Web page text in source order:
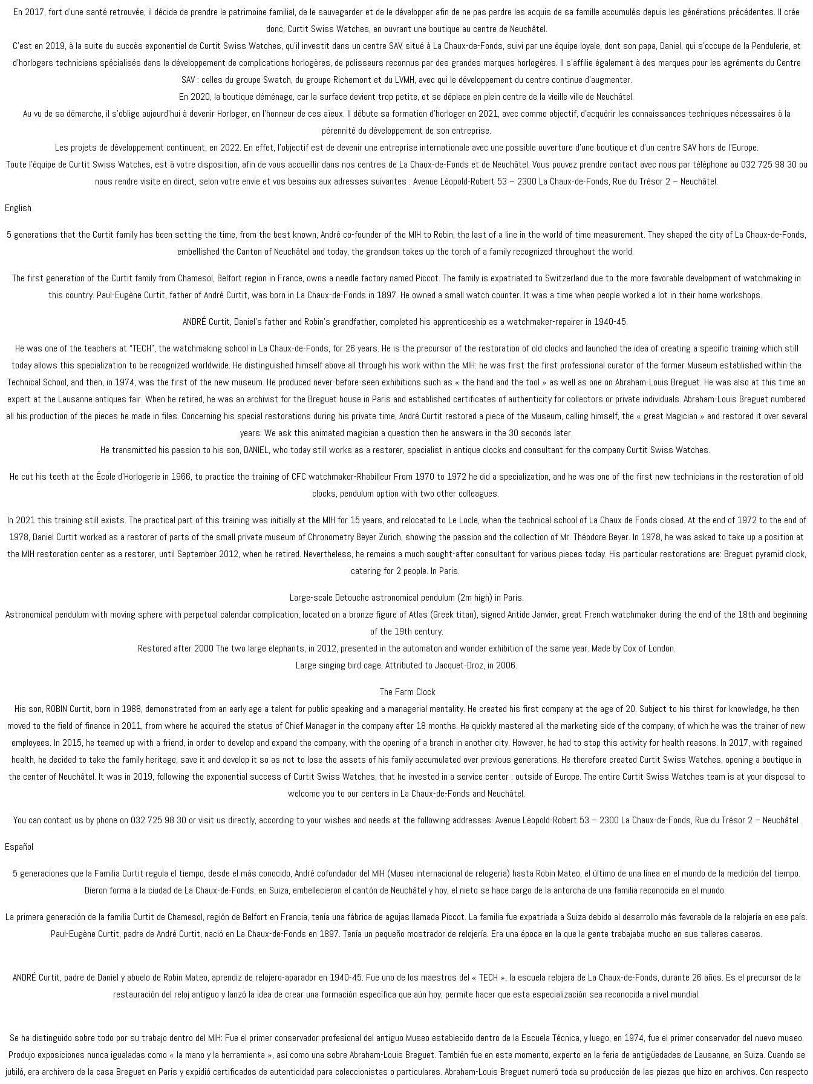
En 2017, fort d’une santé retrouvée, il décide de prendre le patrimoine familial, de le sauvegarder et de le développer afin de ne pas perdre les acquis de sa famille accumulés depuis les générations précédentes. Il crée
donc, Curtit Swiss Watches, en ouvrant une boutique au centre de Neuchâtel.
C’est en 2019, à la suite du succès exponentiel de Curtit Swiss Watches, qu’il investit dans un centre SAV, situé à La Chaux-de-Fonds, suivi par une équipe loyale, dont son papa, Daniel, qui s’occupe de la Pendulerie, et
d’horlogers techniciens spécialisés dans le développement de complications horlogères, de polisseurs reconnus par des grandes marques horlogères. Il s’affilie également à des marques pour les agréments du Centre
SAV : celles du groupe Swatch, du groupe Richemont et du LVMH, avec qui le développement du centre continue d’augmenter.
En 2020, la boutique déménage, car la surface devient trop petite, et se déplace en plein centre de la vieille ville de Neuchâtel.
Au vu de sa démarche, il s’oblige aujourd’hui à devenir Horloger, en l’honneur de ces aïeux. Il débute sa formation d’horloger en 2021, avec comme objectif, d’acquérir les connaissances techniques nécessaires à la
pérennité du développement de son entreprise.
Les projets de développement continuent, en 2022. En effet, l’objectif est de devenir une entreprise internationale avec une possible ouverture d’une boutique et d’un centre SAV hors de l’Europe.
Toute l’équipe de Curtit Swiss Watches, est à votre disposition, afin de vous accueillir dans nos centres de La Chaux-de-Fonds et de Neuchâtel. Vous pouvez prendre contact avec nous par téléphone au 032 725 98 30 ou
nous rendre visite en direct, selon votre envie et vos besoins aux adresses suivantes : Avenue Léopold-Robert 53 – 2300 La Chaux-de-Fonds, Rue du Trésor 2 – Neuchâtel.
English
5 generations that the Curtit family has been setting the time, from the best known, André co-founder of the MIH to Robin, the last of a line in the world of time measurement. They shaped the city of La Chaux-de-Fonds,
embellished the Canton of Neuchâtel and today, the grandson takes up the torch of a family recognized throughout the world.
The first generation of the Curtit family from Chamesol, Belfort region in France, owns a needle factory named Piccot. The family is expatriated to Switzerland due to the more favorable development of watchmaking in
this country. Paul-Eugène Curtit, father of André Curtit, was born in La Chaux-de-Fonds in 1897. He owned a small watch counter. It was a time when people worked a lot in their home workshops.
ANDRÉ Curtit, Daniel’s father and Robin’s grandfather, completed his apprenticeship as a watchmaker-repairer in 1940-45.
He was one of the teachers at “TECH”, the watchmaking school in La Chaux-de-Fonds, for 26 years. He is the precursor of the restoration of old clocks and launched the idea of creating a specific training which still
today allows this specialization to be recognized worldwide. He distinguished himself above all through his work within the MIH: he was first the first professional curator of the former Museum established within the
Technical School, and then, in 1974, was the first of the new museum. He produced never-before-seen exhibitions such as « the hand and the tool » as well as one on Abraham-Louis Breguet. He was also at this time an
expert at the Lausanne antiques fair. When he retired, he was an archivist for the Breguet house in Paris and established certificates of authenticity for collectors or private individuals. Abraham-Louis Breguet numbered
all his production of the pieces he made in files. Concerning his special restorations during his private time, André Curtit restored a piece of the Museum, calling himself, the « great Magician » and restored it over several
years: We ask this animated magician a question then he answers in the 30 seconds later.
He transmitted his passion to his son, DANIEL, who today still works as a restorer, specialist in antique clocks and consultant for the company Curtit Swiss Watches.
He cut his teeth at the École d’Horlogerie in 1966, to practice the training of CFC watchmaker-Rhabilleur From 1970 to 1972 he did a specialization, and he was one of the first new technicians in the restoration of old
clocks, pendulum option with two other colleagues.
In 2021 this training still exists. The practical part of this training was initially at the MIH for 15 years, and relocated to Le Locle, when the technical school of La Chaux de Fonds closed. At the end of 1972 to the end of
1978, Daniel Curtit worked as a restorer of parts of the small private museum of Chronometry Beyer Zurich, showing the passion and the collection of Mr. Théodore Beyer. In 1978, he was asked to take up a position at
the MIH restoration center as a restorer, until September 2012, when he retired. Nevertheless, he remains a much sought-after consultant for various pieces today. His particular restorations are: Breguet pyramid clock,
catering for 2 people. In Paris.
Large-scale Detouche astronomical pendulum (2m high) in Paris.
Astronomical pendulum with moving sphere with perpetual calendar complication, located on a bronze figure of Atlas (Greek titan), signed Antide Janvier, great French watchmaker during the end of the 18th and beginning
of the 19th century.
Restored after 2000 The two large elephants, in 2012, presented in the automaton and wonder exhibition of the same year. Made by Cox of London.
Large singing bird cage, Attributed to Jacquet-Droz, in 2006.
The Farm Clock
His son, ROBIN Curtit, born in 1988, demonstrated from an early age a talent for public speaking and a managerial mentality. He created his first company at the age of 20. Subject to his thirst for knowledge, he then
moved to the field of finance in 2011, from where he acquired the status of Chief Manager in the company after 18 months. He quickly mastered all the marketing side of the company, of which he was the trainer of new
employees. In 2015, he teamed up with a friend, in order to develop and expand the company, with the opening of a branch in another city. However, he had to stop this activity for health reasons. In 2017, with regained
health, he decided to take the family heritage, save it and develop it so as not to lose the assets of his family accumulated over previous generations. He therefore created Curtit Swiss Watches, opening a boutique in
the center of Neuchâtel. It was in 2019, following the exponential success of Curtit Swiss Watches, that he invested in a service center : outside of Europe. The entire Curtit Swiss Watches team is at your disposal to
welcome you to our centers in La Chaux-de-Fonds and Neuchâtel.
You can contact us by phone on 032 725 98 30 or visit us directly, according to your wishes and needs at the following addresses: Avenue Léopold-Robert 53 – 2300 La Chaux-de-Fonds, Rue du Trésor 2 – Neuchâtel .
Español
5 generaciones que la Familia Curtit regula el tiempo, desde el más conocido, André cofundador del MIH (Museo internacional de relogeria) hasta Robin Mateo, el último de una línea en el mundo de la medición del tiempo.
Dieron forma a la ciudad de La Chaux-de-Fonds, en Suiza, embellecieron el cantón de Neuchâtel y hoy, el nieto se hace cargo de la antorcha de una familia reconocida en el mundo.
La primera generación de la familia Curtit de Chamesol, región de Belfort en Francia, tenía una fábrica de agujas llamada Piccot. La familia fue expatriada a Suiza debido al desarrollo más favorable de la relojería en ese país.
Paul-Eugène Curtit, padre de André Curtit, nació en La Chaux-de-Fonds en 1897. Tenía un pequeño mostrador de relojería. Era una época en la que la gente trabajaba mucho en sus talleres caseros.
ANDRÉ Curtit, padre de Daniel y abuelo de Robin Mateo, aprendiz de relojero-aparador en 1940-45. Fue uno de los maestros del « TECH », la escuela relojera de La Chaux-de-Fonds, durante 26 años. Es el precursor de la
restauración del reloj antiguo y lanzó la idea de crear una formación específica que aún hoy, permite hacer que esta especialización sea reconocida a nivel mundial.
Se ha distinguido sobre todo por su trabajo dentro del MIH: Fue el primer conservador profesional del antiguo Museo establecido dentro de la Escuela Técnica, y luego, en 1974, fue el primer conservador del nuevo museo.
Produjo exposiciones nunca igualadas como « la mano y la herramienta », así como una sobre Abraham-Louis Breguet. También fue en este momento, experto en la feria de antigüedades de Lausanne, en Suiza. Cuando se
jubiló, era archivero de la casa Breguet en París y expidió certificados de autenticidad para coleccionistas o particulares. Abraham-Louis Breguet numeró toda su producción de las piezas que hizo en archivos. Con respecto